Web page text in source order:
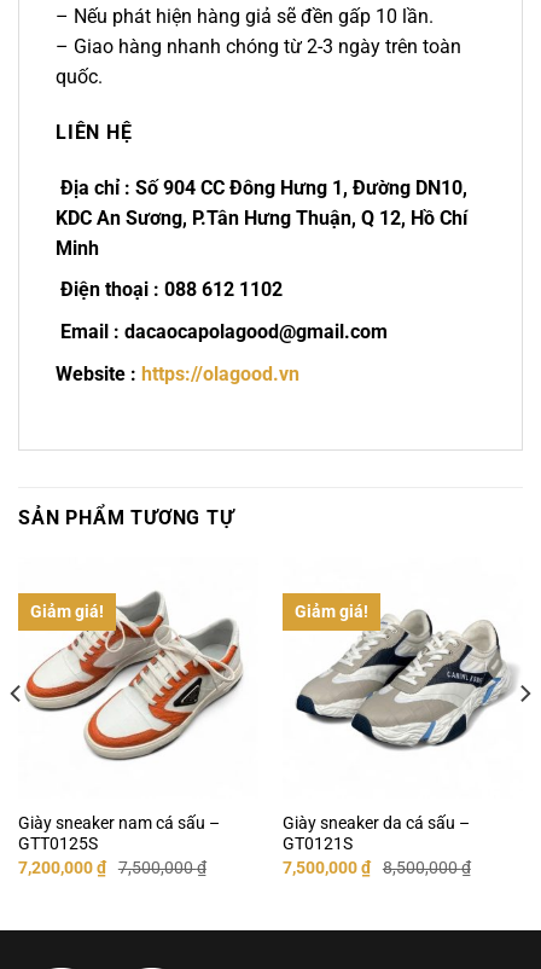
– Nếu phát hiện hàng giả sẽ đền gấp 10 lần.
– Giao hàng nhanh chóng từ 2-3 ngày trên toàn
quốc.
LIÊN HỆ
Địa chỉ : Số 904 CC Đông Hưng 1, Đường DN10,
KDC An Sương, P.Tân Hưng Thuận, Q 12, Hồ Chí
Minh
Điện thoại : 088 612 1102
Email : dacaocapolagood@gmail.com
Website : https://olagood.vn
SẢN PHẨM TƯƠNG TỰ
Giảm giá!
Giày sneaker nam cá sấu –
GTT0125S
7,500,000₫
Giá
gốc
7,200,000₫Giá
hiện
7,200,000 ₫.
Giảm giá!
Giày sneaker da cá sấu –
GT0121S
8,500,000₫
Giá
gốc
7,500,000₫Giá
hiện
7,500,000 ₫.